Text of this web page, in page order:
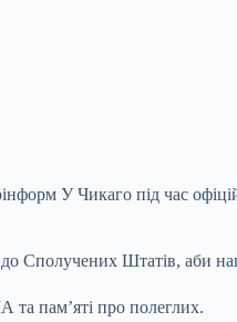
У Чикаго під час
Сполучених Штатів, аби
та пам’яті про полеглих.